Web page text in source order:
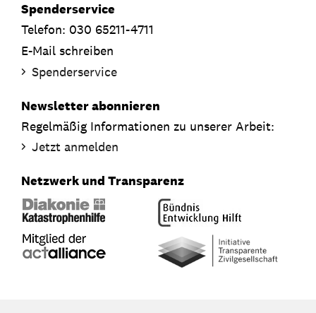
Spenderservice
Telefon: 030 65211-4711
E-Mail schreiben
Spenderservice
Newsletter abonnieren
Regelmäßig Informationen zu unserer Arbeit:
Jetzt anmelden
Netzwerk und Transparenz